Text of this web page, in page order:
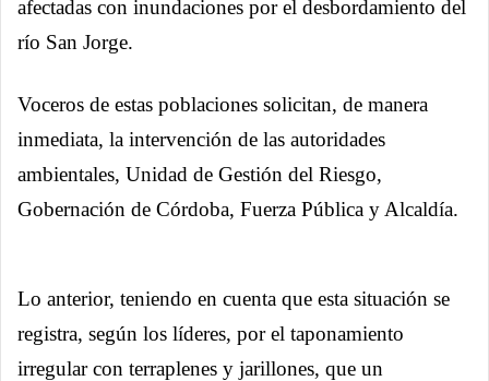
afectadas con inundaciones por el desbordamiento del
río San Jorge.
Voceros de estas poblaciones solicitan, de manera
inmediata, la intervención de las autoridades
ambientales, Unidad de Gestión del Riesgo,
Gobernación de Córdoba, Fuerza Pública y Alcaldía.
Lo anterior, teniendo en cuenta que esta situación se
registra, según los líderes, por el taponamiento
irregular con terraplenes y jarillones, que un